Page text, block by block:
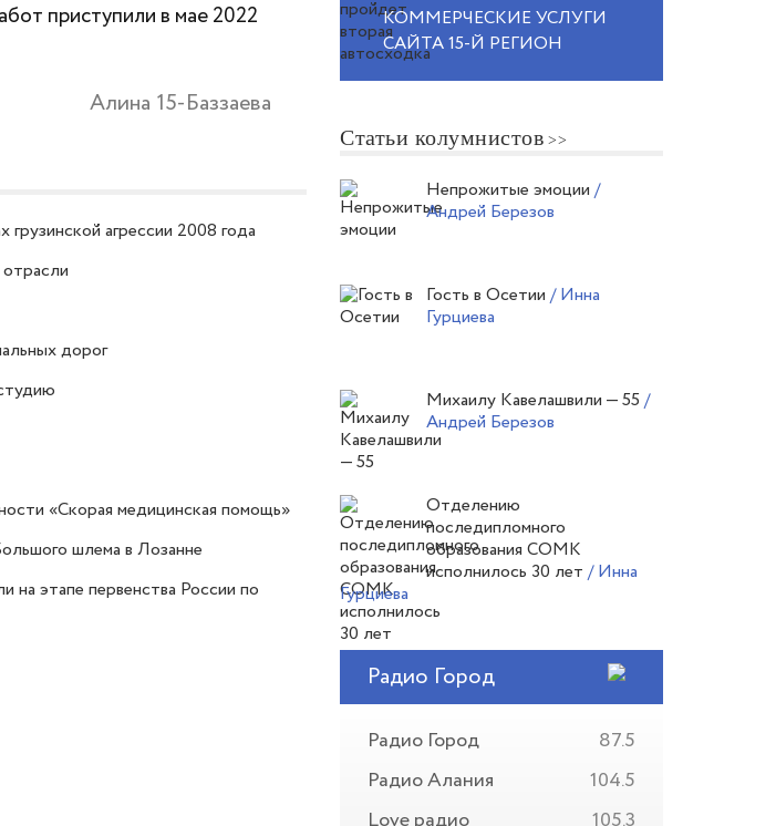
приступили в мае 2022
Алина 15-Баззаева
агрессии 2008 года
дорог
«Скорая медицинская помощь»
шлема в Лозанне
этапе первенства России по
КОММЕРЧЕСКИЕ УСЛУГИ
САЙТА 15-Й РЕГИОН
Статьи колумнистов
Непрожитые эмоции/
Андрей Березов
Гость в Осетии/ Инна
Гурциева
Михаилу Кавелашвили — 55/
Андрей Березов
Отделению
последипломного
образования СОМК
исполнилось 30 лет/ Инна
Гурциева
Радио Город
Радио Город
87.5
Радио Алания
104.5